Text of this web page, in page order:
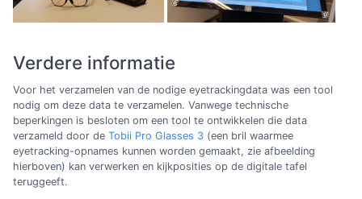
Verdere informatie
Voor het verzamelen van de nodige eyetrackingdata was een tool
nodig om deze data te verzamelen. Vanwege technische
beperkingen is besloten om een tool te ontwikkelen die data
verzameld door de Tobii Pro Glasses 3 (een bril waarmee
eyetracking-opnames kunnen worden gemaakt, zie afbeelding
hierboven) kan verwerken en kijkposities op de digitale tafel
teruggeeft.